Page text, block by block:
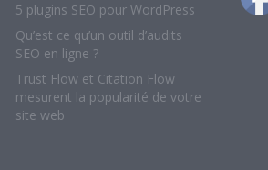
5 plugins SEO pour WordPress
Qu’est ce qu’un outil d’audits
SEO en ligne ?
Trust Flow et Citation Flow
mesurent la popularité de votre
site web